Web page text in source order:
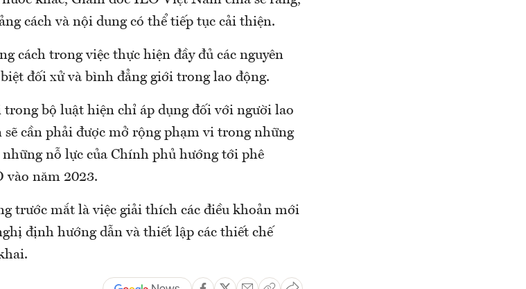
cách và nội dung có thể tiếp tục cải thiện.
cách trong việc thực hiện đầy đủ các nguyên
đối xử và bình đẳng giới trong lao động.
bộ luật hiện chỉ áp dụng đối với người lao
cần phải được mở rộng phạm vi trong những
nỗ lực của Chính phủ hướng tới phê
vào năm 2023.
trước mắt là việc giải thích các điều khoản mới
định hướng dẫn và thiết lập các thiết chế